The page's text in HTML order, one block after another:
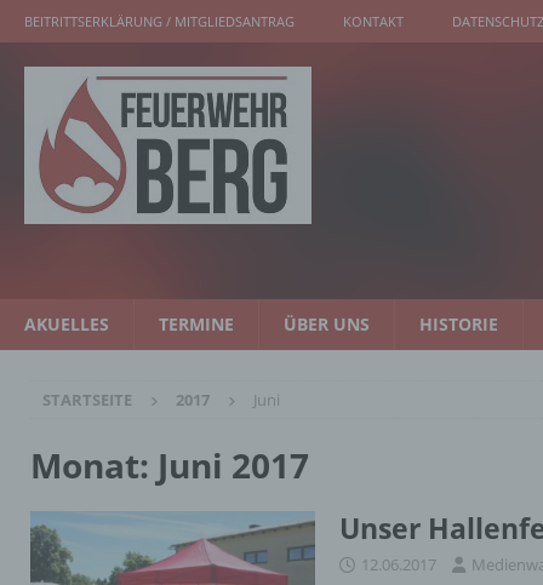
BEITRITTSERKLÄRUNG / MITGLIEDSANTRAG KONTAKT
AKUELLES TERMINE ÜBER UNS HISTORIE
STARTSEITE 2017 Juni
Monat: Juni 2017
Unser
12.06.2017